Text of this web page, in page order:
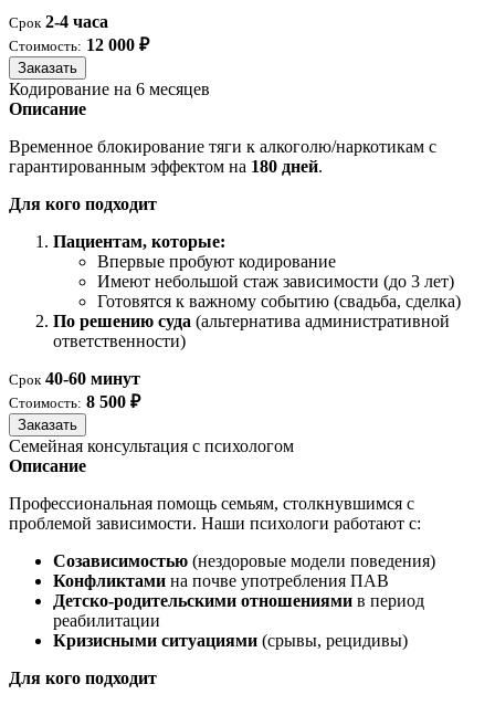
Срок 2-4 часа
Стоимость: 12 000 ₽
Заказать
Кодирование на 6 месяцев
Описание
Временное блокирование тяги к алкоголю/наркотикам с
гарантированным эффектом на 180 дней.
Для кого подходит
Пациентам, которые:
Впервые пробуют кодирование
Имеют небольшой стаж зависимости (до 3 лет)
Готовятся к важному событию (свадьба, сделка)
По решению суда (альтернатива административной
ответственности)
Срок 40-60 минут
Стоимость: 8 500 ₽
Заказать
Семейная консультация с психологом
Описание
Профессиональная помощь семьям, столкнувшимся с
проблемой зависимости. Наши психологи работают с:
Созависимостью (нездоровые модели поведения)
Конфликтами на почве употребления ПАВ
Детско-родительскими отношениями в период
реабилитации
Кризисными ситуациями (срывы, рецидивы)
Для кого подходит